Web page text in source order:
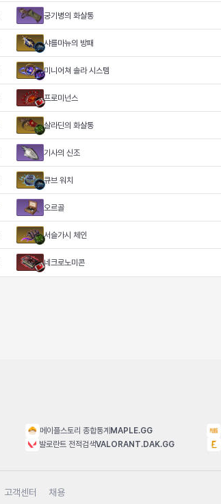
궁기병의 화살통
샤를마뉴의 방패
미니어쳐 솔라 시스템
프로미넌스
살라딘의 화살통
기사의 신조
큐브 워치
오르골
서슬가시 체인
네크로노미콘
메이플스토리 종합통계MAPLE.GG
발로란트 전적검색VALORANT.DAK.GG
고객센터 채용